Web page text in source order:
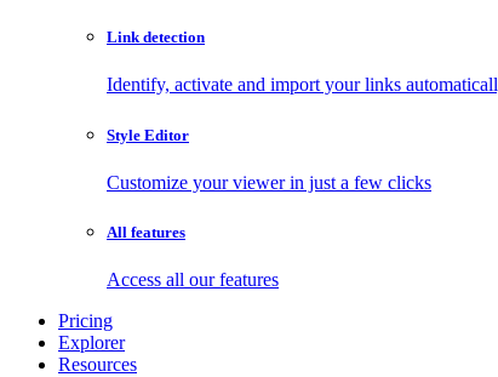
Link detection
Identify, activate and import your links
Style Editor
Customize your viewer in just a few clicks
All features
Access all our features
Pricing
Explorer
Resources